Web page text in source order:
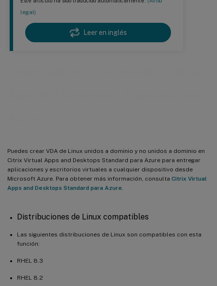
legal)
Leer en inglés
Puedes crear VDA de Linux unidos a dominio y no unidos a dominio en
Citrix Virtual Apps and Desktops Standard para Azure para entregar
aplicaciones y escritorios virtuales a cualquier dispositivo desde
Microsoft Azure. Para obtener más información, consulta Citrix Virtual
Apps and Desktops Standard para Azure
Distribuciones de Linux compatibles
Las siguientes distribuciones de Linux son compatibles con esta
función:
RHEL 8.3
RHEL 8.2